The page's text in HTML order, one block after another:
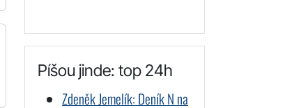
Píšou jinde: top 24h
Zdeněk Jemelík: Deník N na